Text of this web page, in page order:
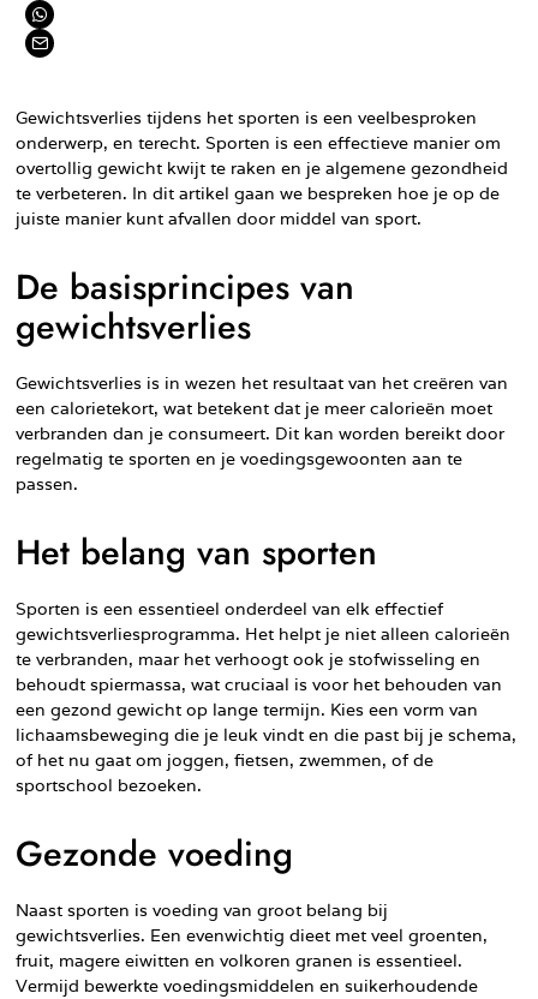
Gewichtsverlies tijdens het sporten is een veelbesproken
onderwerp, en terecht. Sporten is een effectieve manier om
overtollig gewicht kwijt te raken en je algemene gezondheid
te verbeteren. In dit artikel gaan we bespreken hoe je op de
juiste manier kunt afvallen door middel van sport.
De basisprincipes van
gewichtsverlies
Gewichtsverlies is in wezen het resultaat van het creëren van
een calorietekort, wat betekent dat je meer calorieën moet
verbranden dan je consumeert. Dit kan worden bereikt door
regelmatig te sporten en je voedingsgewoonten aan te
passen.
Het belang van sporten
Sporten is een essentieel onderdeel van elk effectief
gewichtsverliesprogramma. Het helpt je niet alleen calorieën
te verbranden, maar het verhoogt ook je stofwisseling en
behoudt spiermassa, wat cruciaal is voor het behouden van
een gezond gewicht op lange termijn. Kies een vorm van
lichaamsbeweging die je leuk vindt en die past bij je schema,
of het nu gaat om joggen, fietsen, zwemmen, of de
sportschool bezoeken.
Gezonde voeding
Naast sporten is voeding van groot belang bij
gewichtsverlies. Een evenwichtig dieet met veel groenten,
fruit, magere eiwitten en volkoren granen is essentieel.
Vermijd bewerkte voedingsmiddelen en suikerhoudende